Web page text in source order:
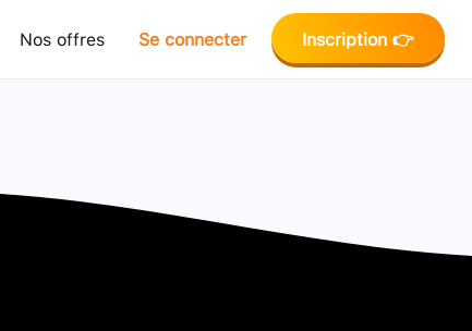
Nos offres Se connecter Inscription 👉